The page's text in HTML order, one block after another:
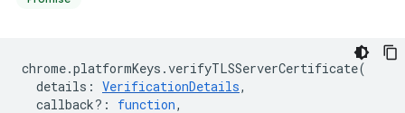
chrome.platformKeys .verifyTLSServerCertificate(
details : VerificationDetails,
callback? : function,